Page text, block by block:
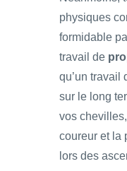
physiques
formidable
travail de
qu’un travail
sur le long
vos
coureur et la
lors des